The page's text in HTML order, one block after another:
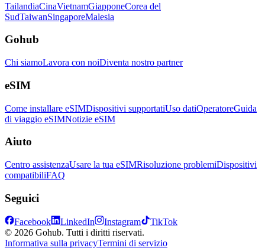
TailandiaCinaVietnamGiapponeCorea del
SudTaiwanSingaporeMalesia
Gohub
Chi siamoLavora con noiDiventa nostro partner
eSIM
Come installare eSIMDispositivi supportatiUso datiOperatoreGuida
di viaggio eSIMNotizie eSIM
Aiuto
Centro assistenzaUsare la tua eSIMRisoluzione problemiDispositivi
compatibiliFAQ
Seguici
Facebook LinkedIn Instagram
TikTok
© 2026 Gohub. Tutti i diritti riservati.
Informativa sulla privacyTermini di servizio